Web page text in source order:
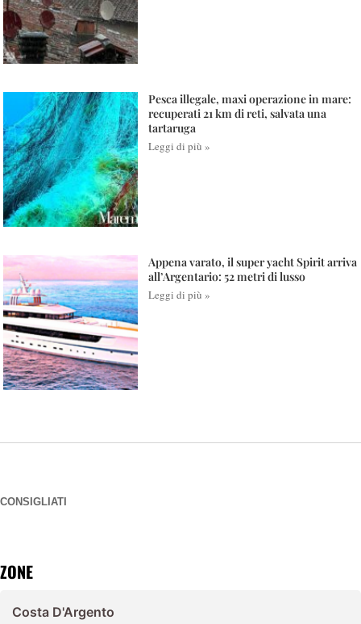
Pesca illegale, maxi operazione in mare:
recuperati 21 km di reti, salvata una
tartaruga
Leggi di più »
Appena varato, il super yacht Spirit arriva
all’Argentario: 52 metri di lusso
Leggi di più »
CONSIGLIATI
ZONE
Costa D'Argento